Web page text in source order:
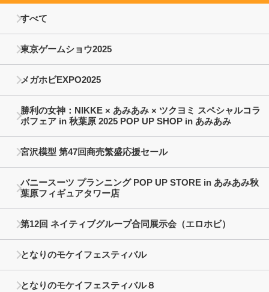
すべて
東京ゲームショウ2025
メガホビEXPO2025
勝利の女神：NIKKE × あみあみ × ツクヨミ スペシャルコラ
ボフェア in 秋葉原 2025 POP UP SHOP in あみあみ
宮沢模型 第47回商売繁盛応援セール
バニースーツ プランニング POP UP STORE in あみあみ秋
葉原フィギュアタワー店
第12回 ネイティブグループ合同展示会（エロホビ）
となりのモケイフェスティバル
となりのモケイフェスティバル８